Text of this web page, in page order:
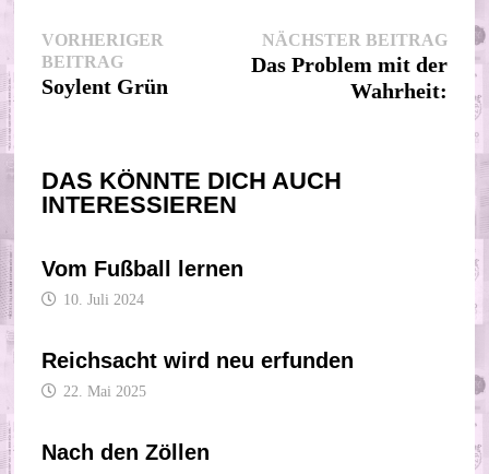
Beitragsnavigation
VORHERIGER
BEITRAGVorheriger
Beitrag:
Soylent Grün
NÄCHSTER BEITRAG
Das Problem mit der
Wahrheit:
DAS KÖNNTE DICH AUCH
INTERESSIEREN
Vom Fußball lernen
10. Juli 2024
Reichsacht wird neu erfunden
22. Mai 2025
Nach den Zöllen